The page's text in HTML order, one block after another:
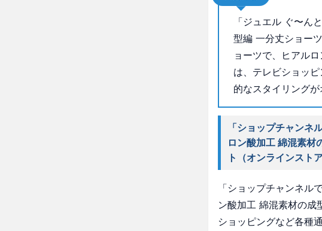
「ジュエル ぐ〜ん
型編 一分丈ショー
ョーツで、ヒアル
は、テレビショッ
的なスタイリングが
「ショップチャン
ロン酸加工 綿混素材
ト（オンラインストア
「ショップチャンネ
ン酸加工 綿混素材の成
ショッピングなど各種